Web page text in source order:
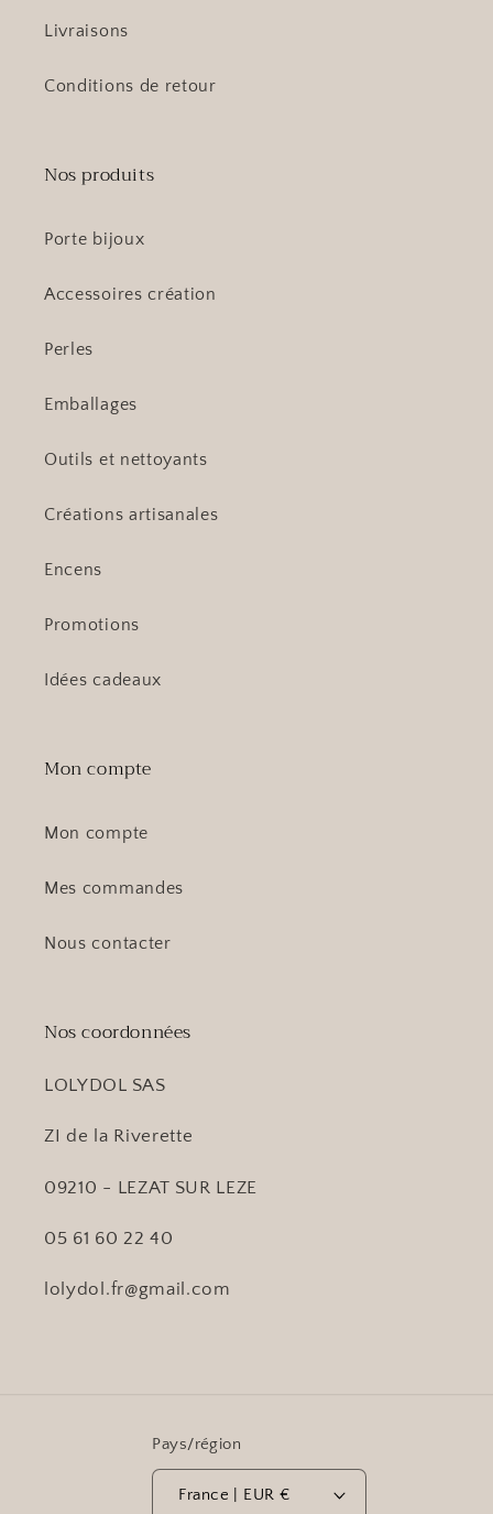
Livraisons
Conditions de retour
Nos produits
Porte bijoux
Accessoires création
Perles
Emballages
Outils et nettoyants
Créations artisanales
Encens
Promotions
Idées cadeaux
Mon compte
Mon compte
Mes commandes
Nous contacter
Nos coordonnées
LOLYDOL SAS
ZI de la Riverette
09210 - LEZAT SUR LEZE
05 61 60 22 40
lolydol.fr@gmail.com
Pays/région
France | EUR €